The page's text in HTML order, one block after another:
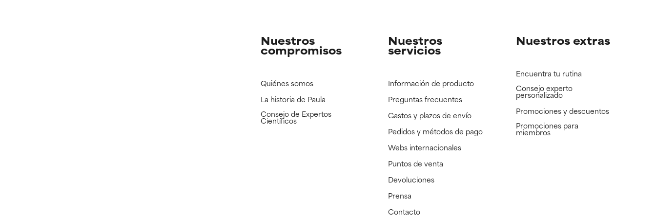
Nuestros
compromisos
Quiénes somos
La historia de Paula
Consejo de Expertos
Científicos
Nuestros
servicios
Información de producto
Preguntas frecuentes
Gastos y plazos de envío
Pedidos y métodos de pago
Webs internacionales
Puntos de venta
Devoluciones
Prensa
Contacto
Nuestros extras
Encuentra tu rutina
Consejo experto
personalizado
Promociones y descuentos​
Promociones para
miembros